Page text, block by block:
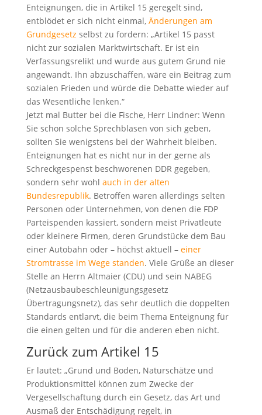
Enteignungen, die in Artikel 15 geregelt sind,
entblödet er sich nicht einmal, Änderungen am
Grundgesetz selbst zu fordern: „Artikel 15 passt
nicht zur sozialen Marktwirtschaft. Er ist ein
Verfassungsrelikt und wurde aus gutem Grund nie
angewandt. Ihn abzuschaffen, wäre ein Beitrag zum
sozialen Frieden und würde die Debatte wieder auf
das Wesentliche lenken.“
Jetzt mal Butter bei die Fische, Herr Lindner: Wenn
Sie schon solche Sprechblasen von sich geben,
sollten Sie wenigstens bei der Wahrheit bleiben.
Enteignungen hat es nicht nur in der gerne als
Schreckgespenst beschworenen DDR gegeben,
sondern sehr wohl auch in der alten
Bundesrepublik. Betroffen waren allerdings selten
Personen oder Unternehmen, von denen die FDP
Parteispenden kassiert, sondern meist Privatleute
oder kleinere Firmen, deren Grundstücke dem Bau
einer Autobahn oder – höchst aktuell – einer
Stromtrasse im Wege standen. Viele Grüße an dieser
Stelle an Herrn Altmaier (CDU) und sein NABEG
(Netzausbaubeschleunigungsgesetz
Übertragungsnetz), das sehr deutlich die doppelten
Standards entlarvt, die beim Thema Enteignung für
die einen gelten und für die anderen eben nicht.
Zurück zum Artikel 15
Er lautet: „Grund und Boden, Naturschätze und
Produktionsmittel können zum Zwecke der
Vergesellschaftung durch ein Gesetz, das Art und
Ausmaß der Entschädigung regelt, in